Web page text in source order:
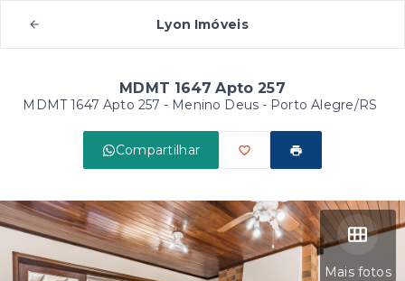
Lyon Imóveis
MDMT 1647 Apto 257
MDMT 1647 Apto 257 - Menino Deus - Porto Alegre/RS
Compartilhar
Mais fotos